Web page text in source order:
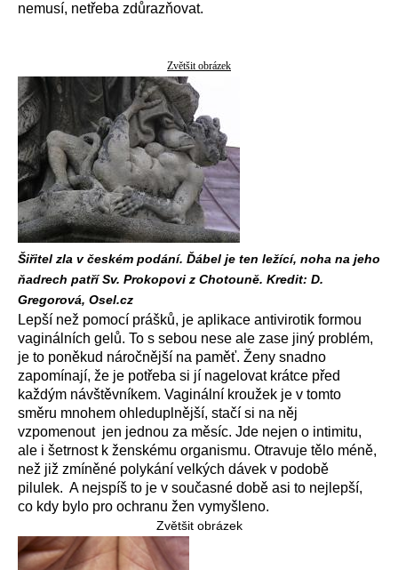
nemusí, netřeba zdůrazňovat.
Zvětšit obrázek
Šiřitel zla v českém podání. Ďábel je ten ležící, noha na jeho
ňadrech patří Sv. Prokopovi z Chotouně. Kredit: D.
Gregorová, Osel.cz
Lepší než pomocí prášků, je aplikace antivirotik formou
vaginálních gelů. To s sebou nese ale zase jiný problém,
je to poněkud náročnější na paměť. Ženy snadno
zapomínají, že je potřeba si jí nagelovat krátce před
každým návštěvníkem. Vaginální kroužek je v tomto
směru mnohem ohleduplnější, stačí si na něj
vzpomenout jen jednou za měsíc. Jde nejen o intimitu,
ale i šetrnost k ženskému organismu. Otravuje tělo méně,
než již zmíněné polykání velkých dávek v podobě
pilulek. A nejspíš to je v současné době asi to nejlepší,
co kdy bylo pro ochranu žen vymyšleno.
Zvětšit obrázek